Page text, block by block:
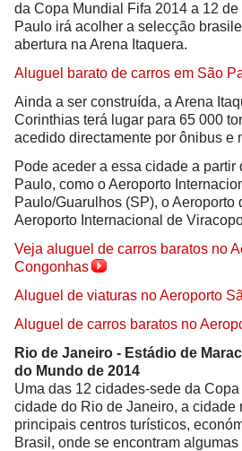
da Copa Mundial Fifa 2014 a 12
Paulo irá acolher a selecção
abertura na Arena Itaquera.
Aluguel barato de carros em São
Ainda a ser construída, a Arena
Corinthias terá lugar para 65 000
acedido directamente por ônibus e
Pode aceder a essa cidade a partir
Paulo, como o Aeroporto
Paulo/Guarulhos (SP), o Aeroporto
Aeroporto Internacional de
Veja aluguel de carros baratos no
Congonhas
Aluguel de viaturas no Aeroporto
Aluguel de carros baratos no
Rio de Janeiro - Estádio de
do Mundo de 2014
Uma das 12 cidades-sede da
cidade do Rio de Janeiro, a cidade
principais centros turísticos,
Brasil, onde se encontram